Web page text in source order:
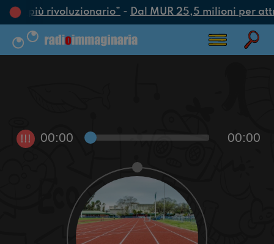
più rivoluzionario”- Dal MUR 25,5 milioni per
!!! 00:00 00:00